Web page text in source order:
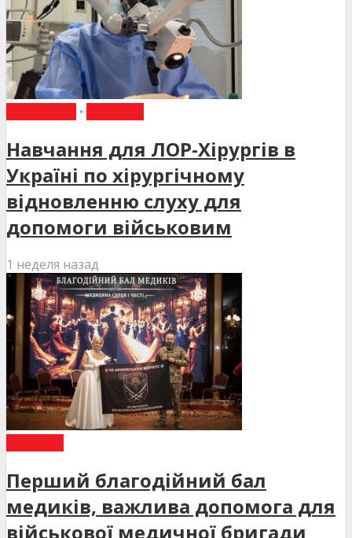
•
Навчання для ЛОР-Хірургів в
Україні по хірургічному
відновленню слуху для
допомоги військовим
1 неделя назад
Перший благодійний бал
медиків, важлива допомога для
військової медичної бригади